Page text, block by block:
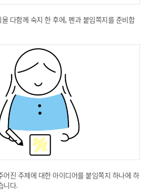
다함께 숙지 한 후에, 펜과 붙임쪽지를 준비합
어진 주제에 대한 아이디어를 붙임쪽지 하나에 하
니다.